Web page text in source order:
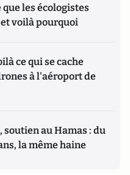
que les écologistes
voilà pourquoi
ce qui se cache
à l'aéroport de
soutien au Hamas : du
la même haine